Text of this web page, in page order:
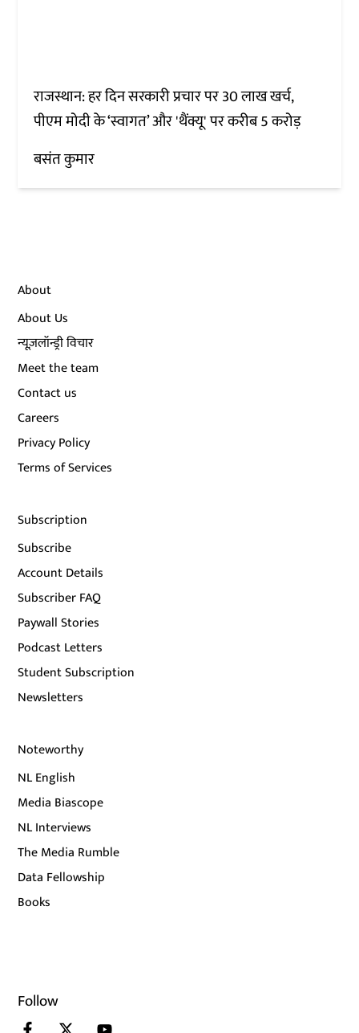
राजस्थान: हर दिन सरकारी प्रचार पर 30 लाख खर्च,
पीएम मोदी के ‘स्वागत’ और 'थैंक्यू' पर करीब 5 करोड़
बसंत कुमार
About
About Us
न्यूज़लॉन्ड्री विचार
Meet the team
Contact us
Careers
Privacy Policy
Terms of Services
Subscription
Subscribe
Account Details
Subscriber FAQ
Paywall Stories
Podcast Letters
Student Subscription
Newsletters
Noteworthy
NL English
Media Biascope
NL Interviews
The Media Rumble
Data Fellowship
Books
Follow